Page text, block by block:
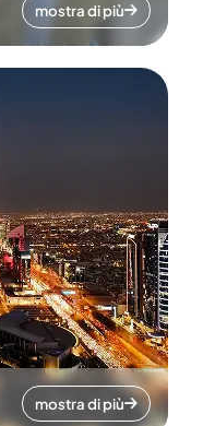
mostra di più
mostra di più